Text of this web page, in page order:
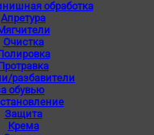
обработка
Апретура
Очистка
разбавители
обувью
Защита
Крема